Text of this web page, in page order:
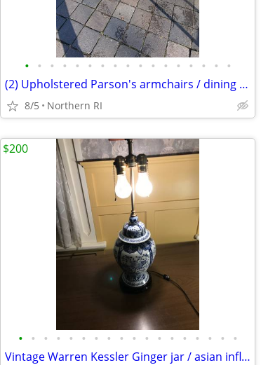
• • • • • • • • • • • • • • • • •
(2) Upholstered Parson's armchairs / dining chairs A351
8/5 Northern RI
• • • • • • • • • • • • • • • • • •
Vintage Warren Kessler Ginger jar / asian influence table lamp A171
$200